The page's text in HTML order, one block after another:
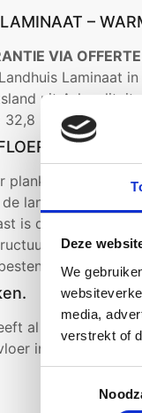
Deze
We
media,
verstrekt of
–
VIA
Landhuis
uit A-
x 0,8 cm
FLR-1033
planken hebben
lange zijde die
is de collectie tot
van de
is.
al de producten
in onze